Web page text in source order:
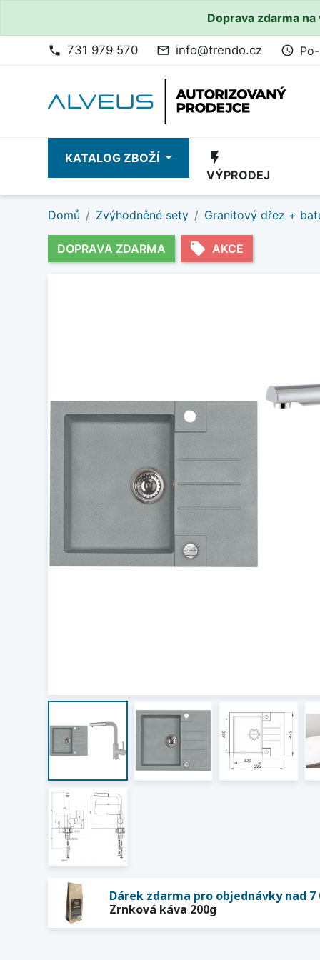
Doprava zdarma
phone 731 979 570 mail_outline info@trendo.cz access_time
KATALOG ZBOŽÍ flash_on
VÝPRODEJ
Domů Zvýhodněné sety Granitový dřez +
DOPRAVA ZDARMA local_offer AKCE
Dárek zdarma pro objednávky nad 7
Zrnková káva 200g